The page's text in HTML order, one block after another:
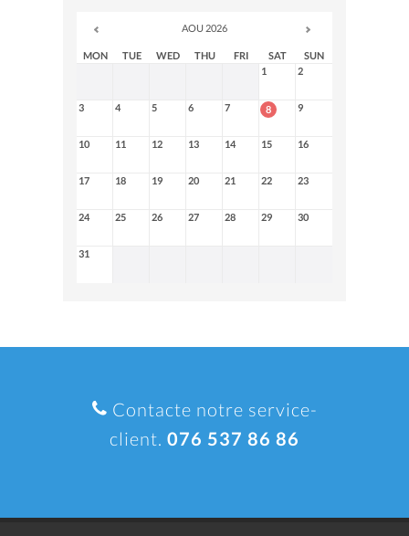
AOU 2026
MON TUE WED THU FRI SAT
SUN
1
2
3 4 5 6 7 8 9
10 11 12 13 14 15 16
17 18 19 20 21 22 23
24 25 26 27 28 29 30
31
Contacte notre service-
client. 076 537 86 86